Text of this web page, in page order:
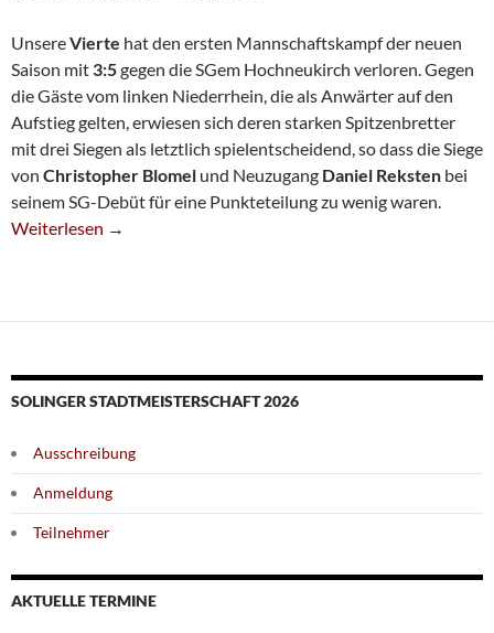
UnsereVierte hat den ersten Mannschaftskampf der neuen
Saison mit 3:5gegen die SGem Hochneukirch verloren. Gegen
die Gäste vom linken Niederrhein, die als Anwärter auf den
Aufstieg gelten, erwiesen sich deren starken Spitzenbretter
mit drei Siegen als letztlich spielentscheidend, so dass die Siege
von Christopher Blomel und Neuzugang Daniel Reksten bei
seinem SG-Debüt für eine Punkteteilung zu wenig waren.
Auftaktniederlage In Der Verbandsliga
Weiterlesen →
SOLINGER STADTMEISTERSCHAFT 2026
Ausschreibung
Anmeldung
Teilnehmer
AKTUELLE TERMINE